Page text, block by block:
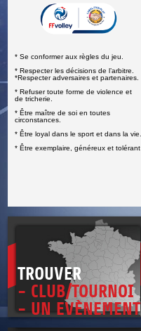
* Se conformer aux règles du jeu.
* Respecter les décisions de l’arbitre.
*Respecter adversaires et partenaires.
* Refuser toute forme de violence et
de tricherie.
* Être maître de soi en toutes
circonstances.
* Être loyal dans le sport et dans la vie.
* Être exemplaire, généreux et tolérant
TROUVER
- CLUB/TOURNOI
- UN EVÈNEMENT